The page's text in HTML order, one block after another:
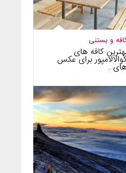
و بستنی
کافه های
برای عکس
های…